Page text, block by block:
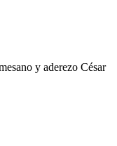
y aderezo César